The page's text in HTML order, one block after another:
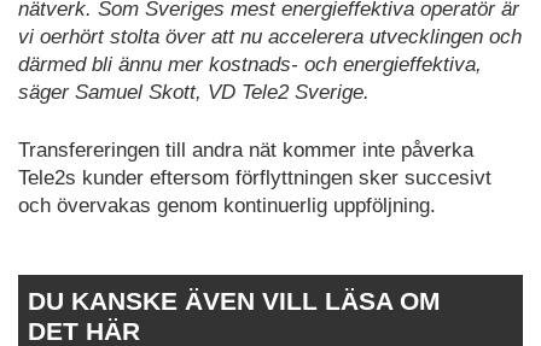
nätverk. Som Sveriges mest energieffektiva operatör är
vi oerhört stolta över att nu accelerera utvecklingen och
därmed bli ännu mer kostnads- och energieffektiva,
säger Samuel Skott, VD Tele2 Sverige.
Transfereringen till andra nät kommer inte påverka
Tele2s kunder eftersom förflyttningen sker succesivt
och övervakas genom kontinuerlig uppföljning.
DU KANSKE ÄVEN VILL LÄSA OM
DET HÄR